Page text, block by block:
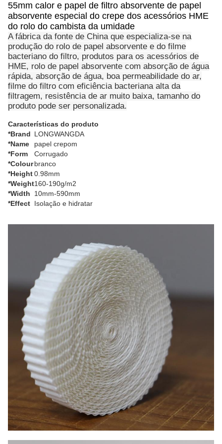
55mm calor e papel de filtro absorvente de papel
absorvente especial do crepe dos acessórios HME
do rolo do cambista da umidade
A fábrica da fonte de China que especializa-se na
produção do rolo de papel absorvente e do filme
bacteriano do filtro, produtos para os acessórios de
HME, rolo de papel absorvente com absorção de água
rápida, absorção de água, boa permeabilidade do ar,
filme do filtro com eficiência bacteriana alta da
filtragem, resistência de ar muito baixa, tamanho do
produto pode ser personalizada.
Características do produto
*Brand LONGWANGDA
*Name
papel crepom
*Form
Corrugado
*Colourbranco
*Height0.98mm
*Weight160-190g/m2
*Width
10mm-590mm
*Effect Isolação e hidratar